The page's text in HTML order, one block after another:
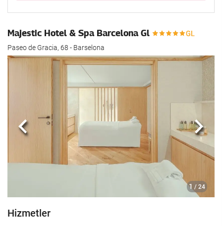
Majestic Hotel & Spa Barcelona Gl
Paseo de Gracia, 68 - Barselona
1 / 24
Önceki
Hizmetler